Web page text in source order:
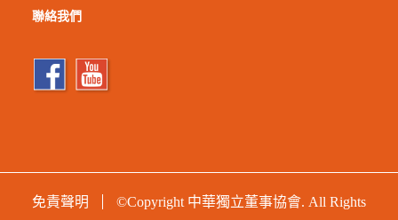
聯絡我們
免責聲明
©Copyright 中華獨立董事協會. All Rights